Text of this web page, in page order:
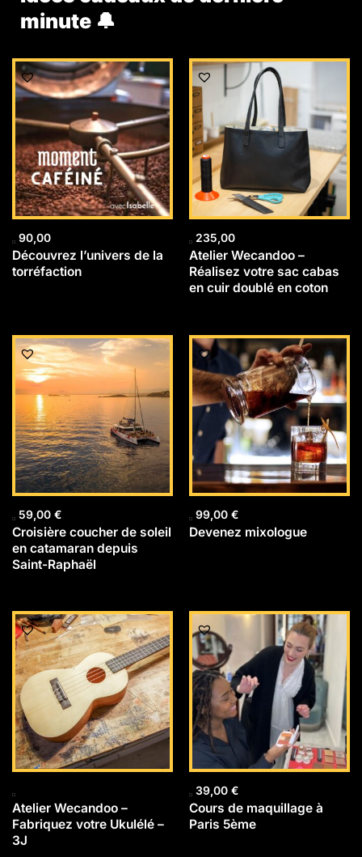
minute 🔔
90,00
Découvrez l’univers de la
torréfaction
235,00
Atelier Wecandoo –
Réalisez votre sac cabas
en cuir doublé en coton
59,00 €
Croisière coucher de soleil
en catamaran depuis
Saint-Raphaël
99,00 €
Devenez mixologue
Atelier Wecandoo –
Fabriquez votre Ukulélé –
3J
39,00 €
Cours de maquillage à
Paris 5ème